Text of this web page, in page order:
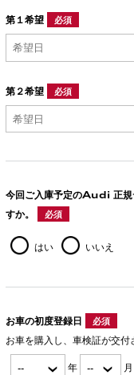
第１希望 必須
第２希望 必須
今回ご入庫予定のAudi 正規
すか。
必須
はい いいえ
お車の初度登録日 必須
お車を購入し、車検証が交
年 月